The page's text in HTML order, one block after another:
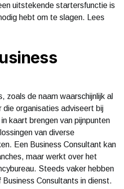
uitstekende startersfunctie is
hebt om te slagen. Lees
zoals de naam waarschijnlijk al
organisaties adviseert bij
kaart brengen van pijnpunten
van diverse
Een Business Consultant kan
maar werkt over het
Steeds vaker hebben
Consultants in dienst.